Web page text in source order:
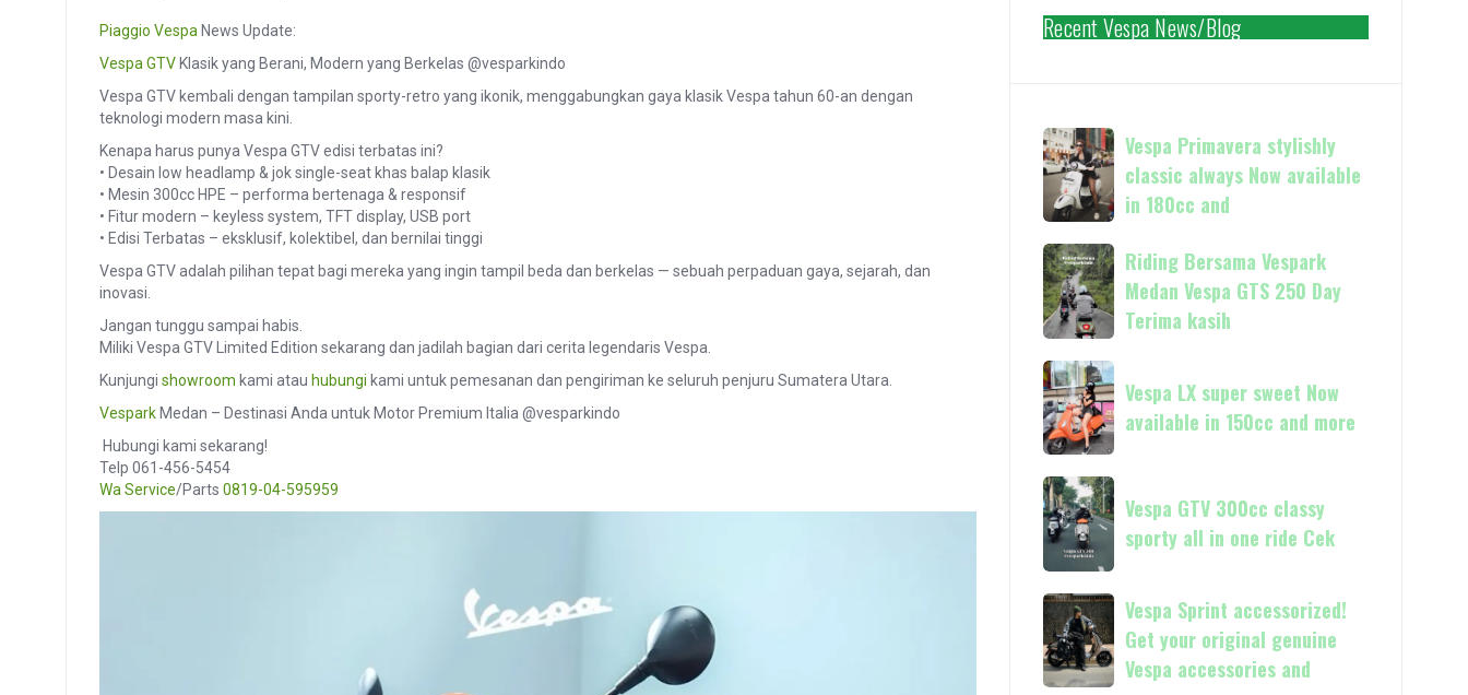
Piaggio Vespa News Update:
Vespa GTVKlasik yang Berani, Modern yang Berkelas @vesparkindo
Vespa GTV kembali dengan tampilan sporty-retro yang ikonik, menggabungkan gaya klasik Vespa tahun 60-an dengan
teknologi modern masa kini.
Kenapa harus punya Vespa GTV edisi terbatas ini?
• Desain low headlamp & jok single-seat khas balap klasik
• Mesin 300cc HPE – performa bertenaga & responsif
• Fitur modern – keyless system, TFT display, USB port
• Edisi Terbatas – eksklusif, kolektibel, dan bernilai tinggi
Vespa GTV adalah pilihan tepat bagi mereka yang ingin tampil beda dan berkelas — sebuah perpaduan gaya, sejarah, dan
inovasi.
Jangan tunggu sampai habis.
Miliki Vespa GTV Limited Edition sekarang dan jadilah bagian dari cerita legendaris Vespa.
Kunjungi showroom kami atau hubungi kami untuk pemesanan dan pengiriman ke seluruh penjuru Sumatera Utara.
VesparkMedan – Destinasi Anda untuk Motor Premium Italia @vesparkindo
️ Hubungi kami sekarang!
Telp 061-456-5454
Wa Service/Parts 0819-04-595959
Recent Vespa News/Blog
Vespa
Primavera
stylishly
classic
always
Now
available
in
and
Vespa Primavera stylishly
classic always Now available
in 180cc and
Riding
Bersama
Vespark
Medan
Vespa
GTS
250
Day
kasih
Riding Bersama Vespark
Medan Vespa GTS 250 Day
Terima kasih
Vespa
LX
super
sweet
Now
available
in
150cc
more
Vespa LX super sweet Now
available in 150cc and more
Vespa
GTV
300cc
classy
sporty
all
in
one
Vespa GTV 300cc classy
sporty all in one ride Cek
Vespa
Sprint
accessorized!
Get
Vespa Sprint accessorized!
Get your original genuine
Vespa accessories and